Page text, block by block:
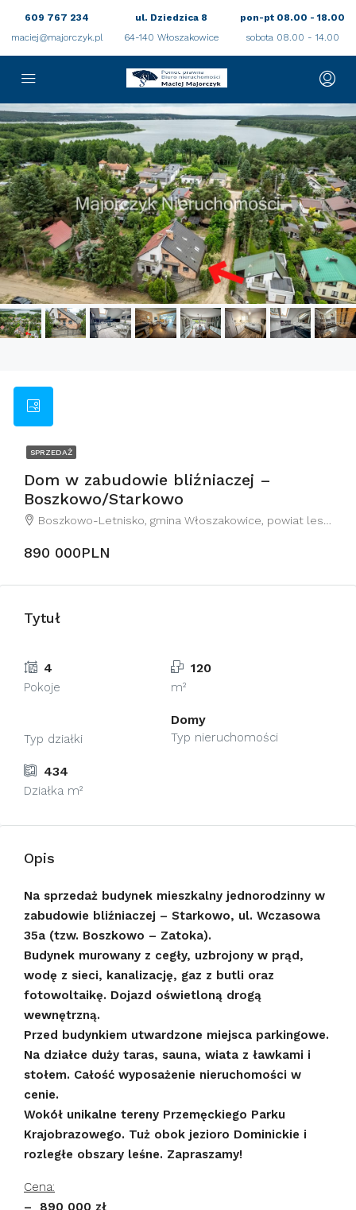
609 767 234
maciej@majorczyk.pl
ul. Dziedzica 8
64-140 Włoszakowice
pon-pt 08.00 - 18.00
sobota 08.00 - 14.00
SPRZEDAŻ
Dom w zabudowie bliźniaczej –
Boszkowo/Starkowo
Boszkowo-Letnisko, gmina Włoszakowice, powiat leszczyński, województwo wielkopolskie, 64-140, Polska
890 000PLN
Tytuł
4
Pokoje
120
m²
Typ działki
Domy
Typ nieruchomości
434
Działka m²
Opis
Na sprzedaż budynek mieszkalny jednorodzinny w
zabudowie bliźniaczej – Starkowo, ul. Wczasowa
35a (tzw. Boszkowo – Zatoka).
Budynek murowany z cegły, uzbrojony w prąd,
wodę z sieci, kanalizację, gaz z butli oraz
fotowoltaikę. Dojazd oświetloną drogą
wewnętrzną.
Przed budynkiem utwardzone miejsca parkingowe.
Na działce duży taras, sauna, wiata z ławkami i
stołem. Całość wyposażenie nieruchomości w
cenie.
Wokół unikalne tereny Przemęckiego Parku
Krajobrazowego. Tuż obok jezioro Dominickie i
rozległe obszary leśne. Zapraszamy!
Cena:
– 890 000 zł